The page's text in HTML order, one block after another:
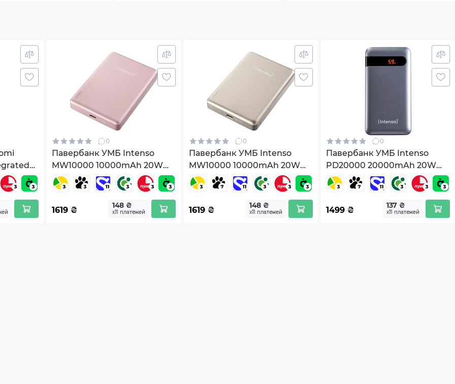
индикатора
Delivery 3.0
в комплекте
беспроводной технологии зарядки
зарядки устройств с функцией MagSafe
0
Павербанк УМБ Intenso
MW10000 10000mAh 20W
Rose (7344033)
1619 ₴ 148 ₴
х11 платежей
0
Павербанк УМБ Intenso
MW10000 10000mAh 20W
Champagne (7344031)
1619 ₴ 148 ₴
х11 платежей
0
Павербанк УМБ Intenso
PD20000 20000mAh 20W
Grey (7332354)
1499 ₴ 137 ₴
х11 платежей